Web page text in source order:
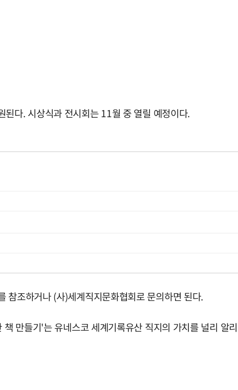
다. 시상식과 전시회는 11월 중 열릴 예정이다.
참조하거나 (사)세계직지문화협회로 문의하면 된다.
만들기'는 유네스코 세계기록유산 직지의 가치를 널리 알